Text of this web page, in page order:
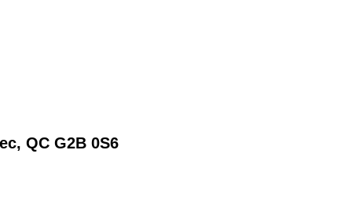
QC G2B 0S6